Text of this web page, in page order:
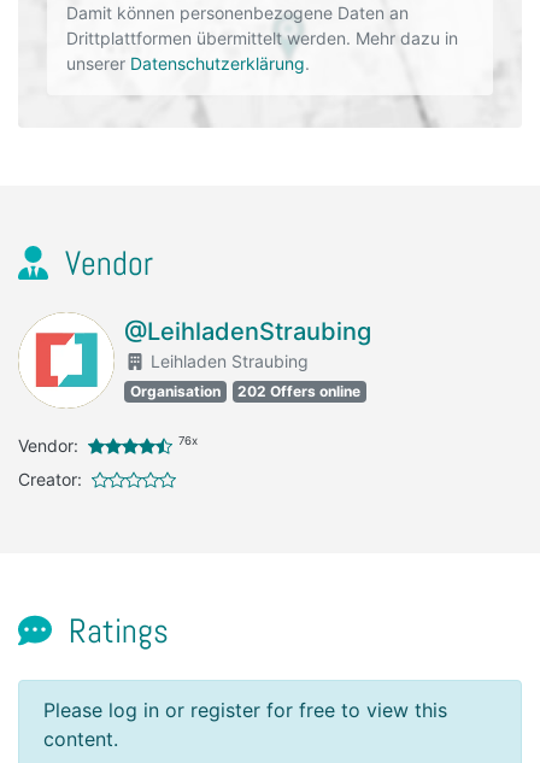
Damit können personenbezogene Daten an
Drittplattformen übermittelt werden. Mehr dazu in
unserer Datenschutzerklärung.
Vendor
@LeihladenStraubing
Leihladen Straubing
Organisation 202 Offers online
Vendor: 76x
Creator:
Ratings
Please log in or register for free to view this
content.